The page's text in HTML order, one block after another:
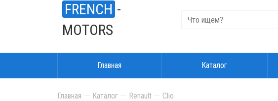
FRENCH -
MOTORS
Главная Каталог
Главная Каталог Renault Clio